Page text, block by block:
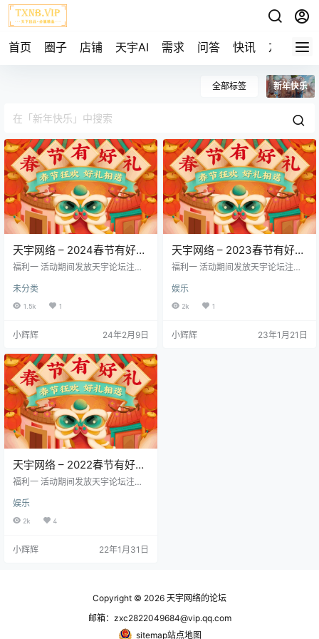
首页 圈子 店铺 天宇AI 需求 问答 快讯 友链
全部标签 新年快乐
天宇网络 – 2024春节有好
礼！
福利一 活动期间发放天宇论坛注册
分，积分越多，解锁更多功能，不
受论坛限制！ 7E9D28E022CC6A5
E7F30C1C798565BED2BAA5E5A
BC7A4B3BBE958923137D37722
7F6B…
未分类
1.5k 1
小辉辉 24年2月9日
天宇网络 – 2023春节有好
礼！
福利一 活动期间发放天宇论坛注册
分，积分越多，解锁更多功能，不
受论坛限制！ 42BC9E097851882
03F0D86B9C97A0C17BBB82E3B
娱乐
2k 1
小辉辉 23年1月21日
天宇网络 – 2022春节有好
礼！
福利一 活动期间发放天宇论坛注册
分，积分越多，解锁更多功能，不
受论坛限制！ CE24A73DCC3A55
46F903A9E7928679D9F01B76F9
229B0C6A4A809AE7E09316AB2
娱乐
2k 4
小辉辉 22年1月31日
Copyright © 2026 天宇网络的论坛
邮箱：zxc2822049684@vip.qq.com
sitemap站点地图